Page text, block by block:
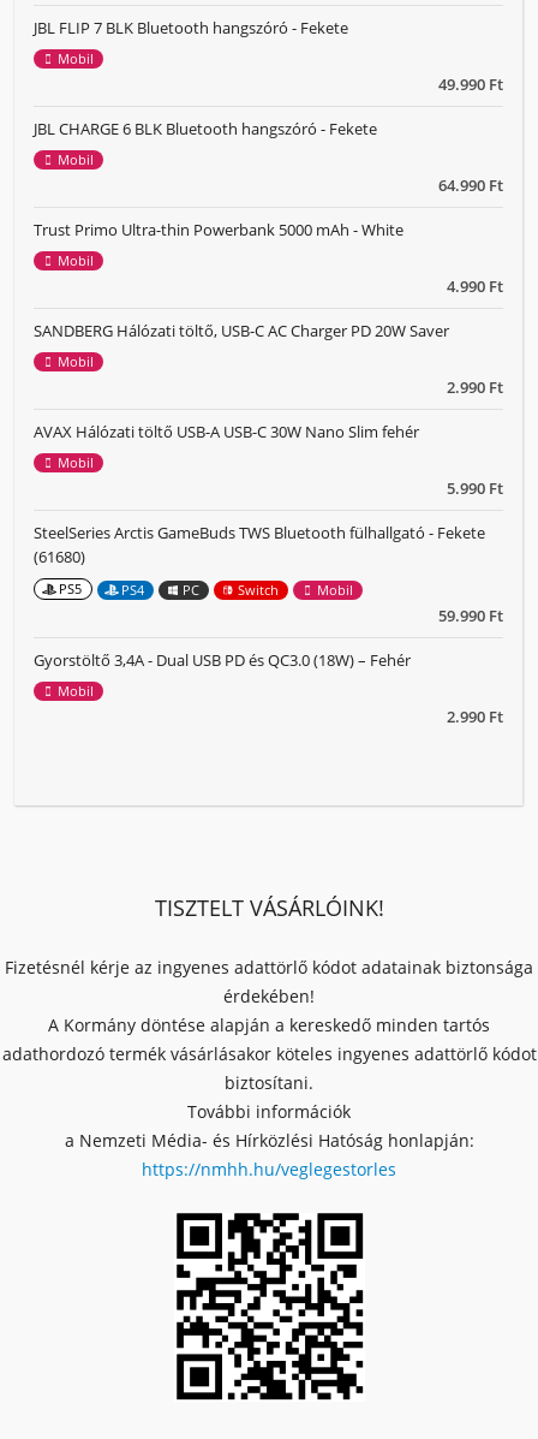
49.990 Ft
JBL FLIP 7 BLK Bluetooth hangszóró - Fekete
Mobil
64.990 Ft
JBL CHARGE 6 BLK Bluetooth hangszóró - Fekete
Mobil
4.990 Ft
Trust Primo Ultra-thin Powerbank 5000 mAh - White
Mobil
2.990 Ft
SANDBERG Hálózati töltő, USB-C AC Charger PD 20W Saver
Mobil
5.990 Ft
AVAX Hálózati töltő USB-A USB-C 30W Nano Slim fehér
Mobil
59.990 Ft
SteelSeries Arctis GameBuds TWS Bluetooth fülhallgató - Fekete
(61680)
PS5 PS4 PC Switch Mobil
2.990 Ft
Gyorstöltő 3,4A - Dual USB PD és QC3.0 (18W) – Fehér
Mobil
TISZTELT VÁSÁRLÓINK!
Fizetésnél kérje az ingyenes adattörlő kódot adatainak biztonsága
érdekében!
A Kormány döntése alapján a kereskedő minden tartós
adathordozó termék vásárlásakor köteles ingyenes adattörlő kódot
biztosítani.
További információk
a Nemzeti Média- és Hírközlési Hatóság honlapján:
https://nmhh.hu/veglegestorles